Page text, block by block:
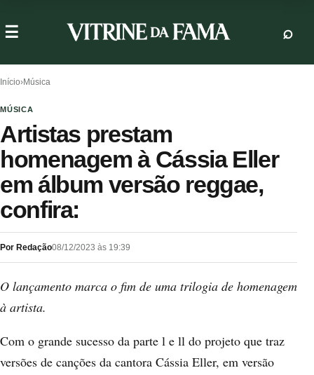
Início›Música
MÚSICA
Artistas prestam
homenagem à Cássia Eller
em álbum versão reggae,
confira:
Por Redação08/12/2023 às 19:39
O lançamento marca o fim de uma trilogia de homenagem
à artista.
Com o grande sucesso da parte l e ll do projeto que traz
versões de canções da cantora Cássia Eller, em versão